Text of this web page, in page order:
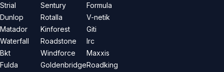
Strial
Dunlop
Matador
Waterfall
Bkt
Fulda
Sentury
Rotalla
Kinforest
Roadstone
Windforce
Goldenbridge
Formula
V-netik
Giti
Irc
Maxxis
Roadking